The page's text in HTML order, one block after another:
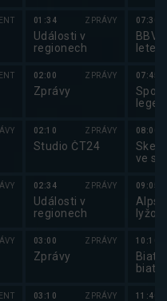
01:34 ZPRÁVY
Události v
regionech
02:00 ZPRÁVY
Zprávy
02:10 ZPRÁVY
Studio ČT24
02:34 ZPRÁVY
Události v
regionech
03:00 ZPRÁVY
Zprávy
03:10 ZPRÁVY
07:30
BBV
07:45
08:00
ve
09:05
10:10
11:40